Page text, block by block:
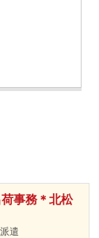
事務＊北松
遣